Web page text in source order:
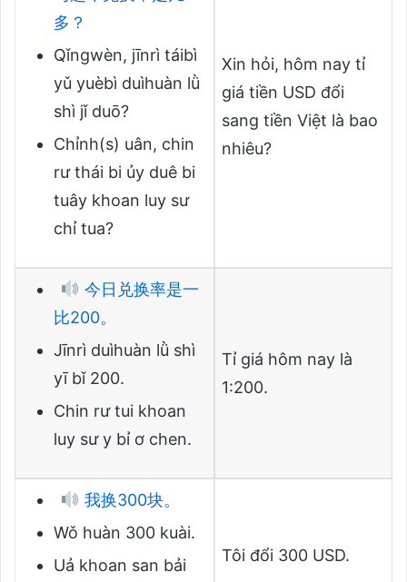
多？
Qǐngwèn, jīnrì táibì
yǔ yuèbì duìhuàn lǜ
shì jǐ duō?
Chỉnh(s) uân, chin
rư thái bi ủy duê bi
tuây khoan luy sư
chỉ tua?
Xin hỏi, hôm nay tỉ
giá tiền USD đổi
sang tiền Việt là bao
nhiêu?
今日兑换率是一
比200。
Jīnrì duìhuàn lǜ shì
yī bǐ 200.
Chin rư tui khoan
luy sư y bỉ ơ chen.
Tỉ giá hôm nay là
1:200.
我换300块。
Wǒ huàn 300 kuài.
Uả khoan san bải
Tôi đổi 300 USD.